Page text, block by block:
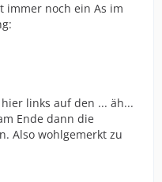
immer noch ein As im
links auf den ... äh...
Ende dann die
Also wohlgemerkt zu